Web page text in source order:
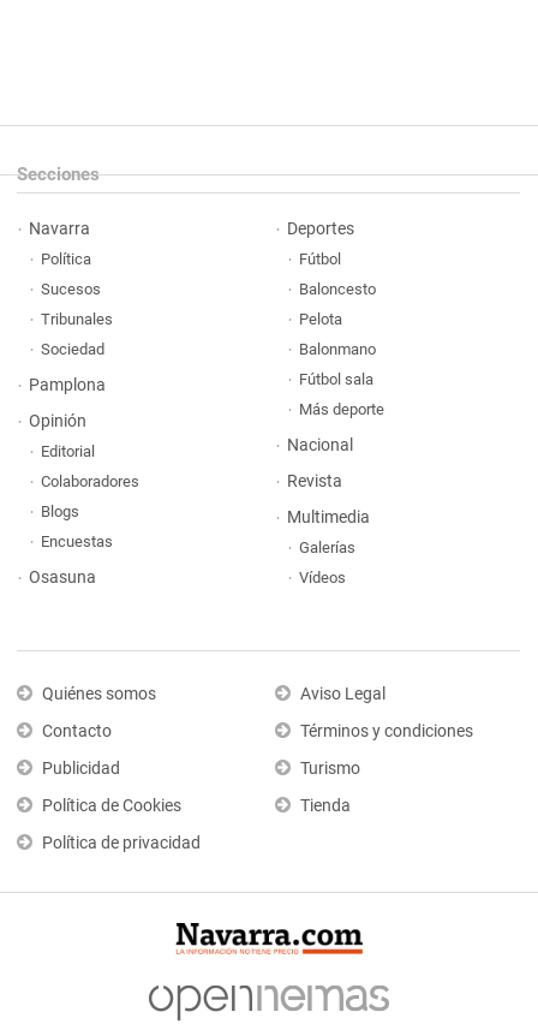
Secciones
Navarra
Política
Sucesos
Tribunales
Sociedad
Pamplona
Opinión
Editorial
Colaboradores
Blogs
Encuestas
Osasuna
Deportes
Fútbol
Baloncesto
Pelota
Balonmano
Fútbol sala
Más deporte
Nacional
Revista
Multimedia
Galerías
Vídeos
Quiénes somos
Contacto
Publicidad
Política de Cookies
Política de privacidad
Aviso Legal
Términos y condiciones
Turismo
Tienda